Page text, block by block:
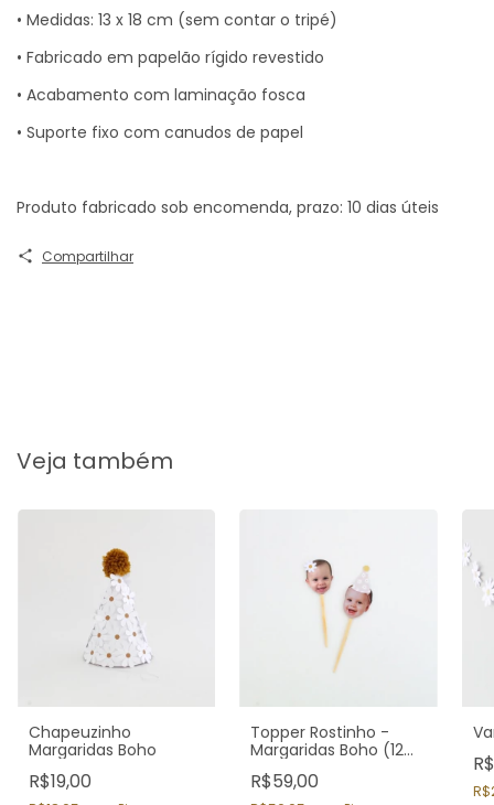
• Medidas: 13 x 18 cm (sem contar o tripé)
• Fabricado em papelão rígido revestido
• Acabamento com laminação fosca
• Suporte fixo com canudos de papel
Produto fabricado sob encomenda, prazo: 10 dias úteis
Compartilhar
Veja também
Chapeuzinho
Margaridas Boho
R$19,00
Topper Rostinho -
Margaridas Boho (12
un)
R$59,00